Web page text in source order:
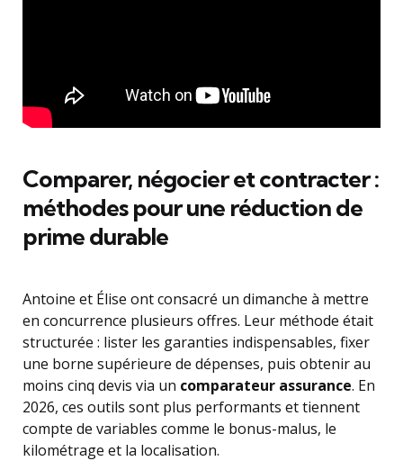
Comparer, négocier et contracter :
méthodes pour une réduction de
prime durable
Antoine et Élise ont consacré un dimanche à mettre
en concurrence plusieurs offres. Leur méthode était
structurée : lister les garanties indispensables, fixer
une borne supérieure de dépenses, puis obtenir au
moins cinq devis via un comparateur assurance. En
2026, ces outils sont plus performants et tiennent
compte de variables comme le bonus-malus, le
kilométrage et la localisation.